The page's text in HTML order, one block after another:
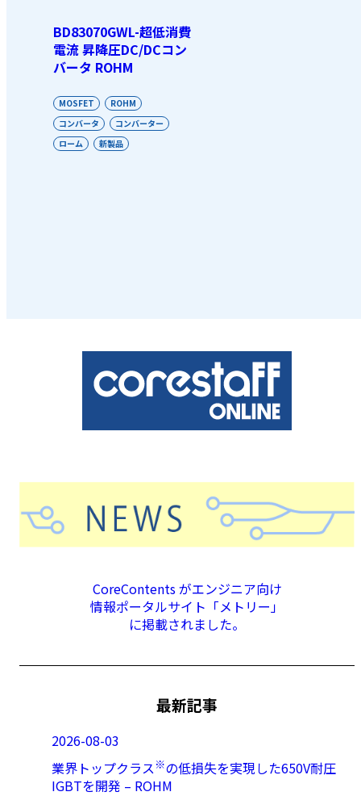
BD83070GWL-超低消費
電流 昇降圧DC/DCコン
バータ ROHM
MOSFET
ROHM
コンバータ
コンバーター
ローム
新製品
CoreContents がエンジニア向け
情報ポータルサイト「メトリー」
に掲載されました。
最新記事
2026-08-03
業界トップクラス ※の低損失を実現した650V耐圧
IGBTを開発 – ROHM